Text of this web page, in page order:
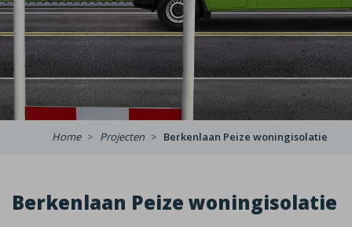
Home Projecten Berkenlaan Peize woningisolatie
Berkenlaan Peize woningisolatie